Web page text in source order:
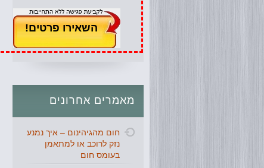
מאמרים אחרונים
חום מהגיהינום – איך נמנע
נזק לרוכב או למתאמן
בעומס חום